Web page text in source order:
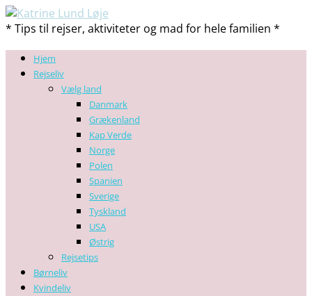
* Tips til rejser, aktiviteter og mad for hele familien *
Hjem
Rejseliv
Vælg land
Danmark
Grækenland
Kap Verde
Norge
Polen
Spanien
Sverige
Tyskland
USA
Østrig
Rejsetips
Børneliv
Kvindeliv